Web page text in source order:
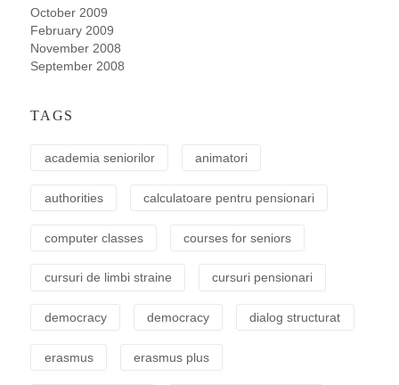
October 2009
February 2009
November 2008
September 2008
TAGS
academia seniorilor animatori
authorities calculatoare pentru pensionari
computer classes courses for seniors
cursuri de limbi straine cursuri pensionari
democracy democracy dialog structurat
erasmus erasmus plus